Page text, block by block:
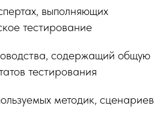
выполняющих
тестирование
содержащий общую
тестирования
методик, сценариев